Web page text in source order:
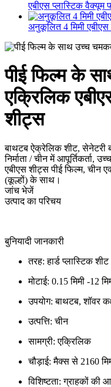
एबीएस प्लास्टिक वैक्यूम
अनुकूलित 4 मिमी एबीएस
पीई फिल्म के
एक्रिलिक
शीट्स
बाथटब ऐक्रेलिक शीट, सेनेटरी
निर्माता / चीन में आपूर्तिकर्ता,
एबीएस शीट्स पीई फिल्म, चीन
(कूल्हों) के साथ।
जांच भेजें
उत्पाद का परिचय
बुनियादी जानकारी
तरह: हार्ड प्लास्टिक शीट
मोटाई: 0.15 मिमी -12
उपयोग: बाथटब, शॉवर
उत्पत्ति: चीन
सामग्री: एक्रिलिक
चौड़ाई: मैक्स से 2160
विशिष्टता: ग्राहकों